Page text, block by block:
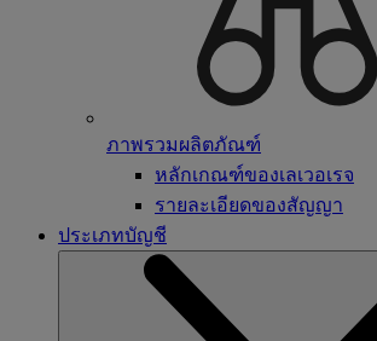
ภาพรวมผลิตภัณฑ์
หลักเกณฑ์ของเลเวอเรจ
รายละเอียดของสัญญา
ประเภทบัญชี